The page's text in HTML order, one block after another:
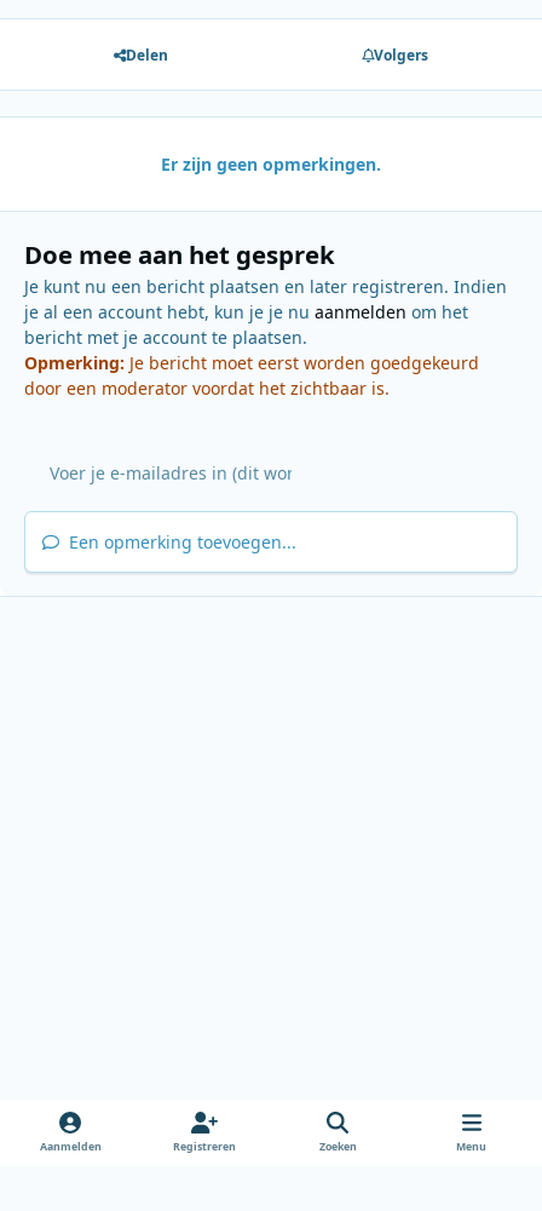
Delen Volgers
Er zijn geen opmerkingen.
Doe mee aan het gesprek
Je kunt nu een bericht plaatsen en later registreren. Indien
je al een account hebt, kun je je nu aanmelden om het
bericht met je account te plaatsen.
Opmerking: Je bericht moet eerst worden goedgekeurd
door een moderator voordat het zichtbaar is.
Een opmerking toevoegen...
Aanmelden Registreren Zoeken Menu